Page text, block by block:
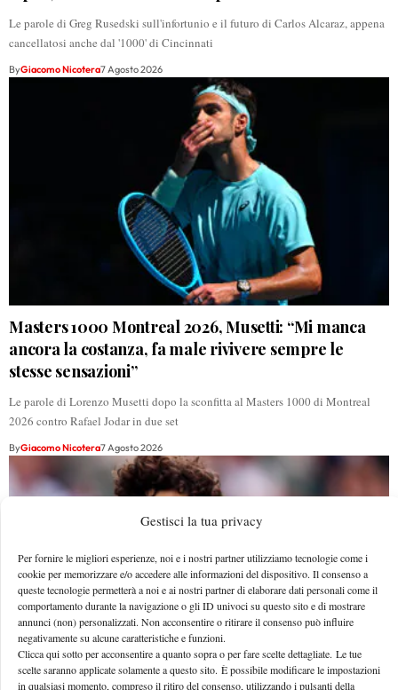
Gestisci la tua privacy
Per fornire le migliori esperienze, noi e i nostri partner utilizziamo tecnologie come i
cookie per memorizzare e/o accedere alle informazioni del dispositivo. Il consenso a
queste tecnologie permetterà a noi e ai nostri partner di elaborare dati personali come il
comportamento durante la navigazione o gli ID univoci su questo sito e di mostrare
annunci (non) personalizzati. Non acconsentire o ritirare il consenso può influire
negativamente su alcune caratteristiche e funzioni.
Clicca qui sotto per acconsentire a quanto sopra o per fare scelte dettagliate. Le tue
scelte saranno applicate solamente a questo sito. È possibile modificare le impostazioni
in qualsiasi momento, compreso il ritiro del consenso, utilizzando i pulsanti della
Le parole di Greg Rusedski sull'infortunio e il futuro di Carlos Alcaraz, appena
cancellatosi anche dal '1000' di Cincinnati
ByGiacomo Nicotera7 Agosto 2026
Masters 1000 Montreal 2026, Musetti: “Mi manca
ancora la costanza, fa male rivivere sempre le
stesse sensazioni”
Le parole di Lorenzo Musetti dopo la sconfitta al Masters 1000 di Montreal
2026 contro Rafael Jodar in due set
ByGiacomo Nicotera7 Agosto 2026